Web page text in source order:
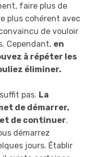
faire plus de
plus cohérent avec
de vouloir
Cependant, en
à répéter les
éliminer.
pas. La
de démarrer,
de continuer.
démarrez
jours. Établir